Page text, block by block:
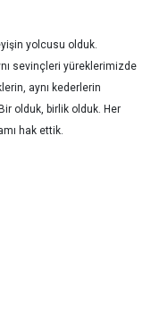
yolcusu olduk.
sevinçleri yüreklerimizde
aynı kederlerin
olduk, birlik olduk. Her
hak ettik.